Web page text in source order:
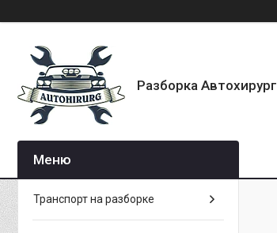
Разборка Автохирург
Транспорт на разборке